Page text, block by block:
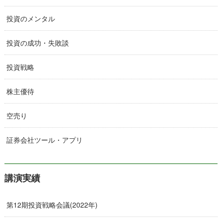
投資のメンタル
投資の成功・失敗談
投資戦略
株主優待
空売り
証券会社ツール・アプリ
講演実績
第12期投資戦略会議(2022年)